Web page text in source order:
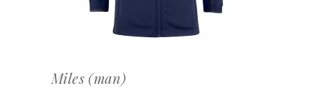
Miles (man)